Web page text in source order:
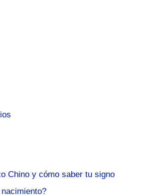
Chino y cómo saber tu signo